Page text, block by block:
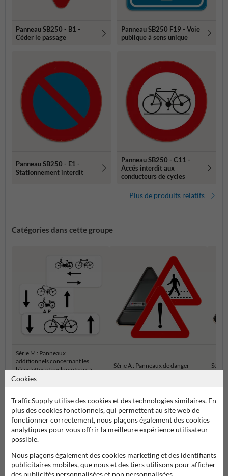
Panneau SB250 - B1 -
Céder le passage
Panneau SB250 F19 - Voie
publique à sens unique
Panneau SB250 - E1 -
Stationnement interdit
Panneau SB250 - C11 -
Accés interdit aux
conducteurs de cycles
Plus de produits relatifs
Catégories dans cette groupe
Série M : Panneaux
additionnels concernant les
bicyclettes et cyclomoteurs à
deux roues
Série A : Panneaux de danger Série
Panneaux de signalisation SB250 officiels
Cookies
TrafficSupply utilise des cookies et des technologies similaires. En
plus des cookies fonctionnels, qui permettent au site web de
fonctionner correctement, nous plaçons également des cookies
analytiques pour vous offrir la meilleure expérience utilisateur
possible.
Nous plaçons également des cookies marketing et des identifiants
publicitaires mobiles, que nous et des tiers utilisons pour afficher
des publicités personnalisées et non personnalisées